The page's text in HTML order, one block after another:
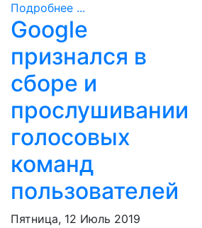
Подробнее ...
Google
признался в
сборе и
прослушивании
голосовых
команд
пользователей
Пятница, 12 Июль 2019